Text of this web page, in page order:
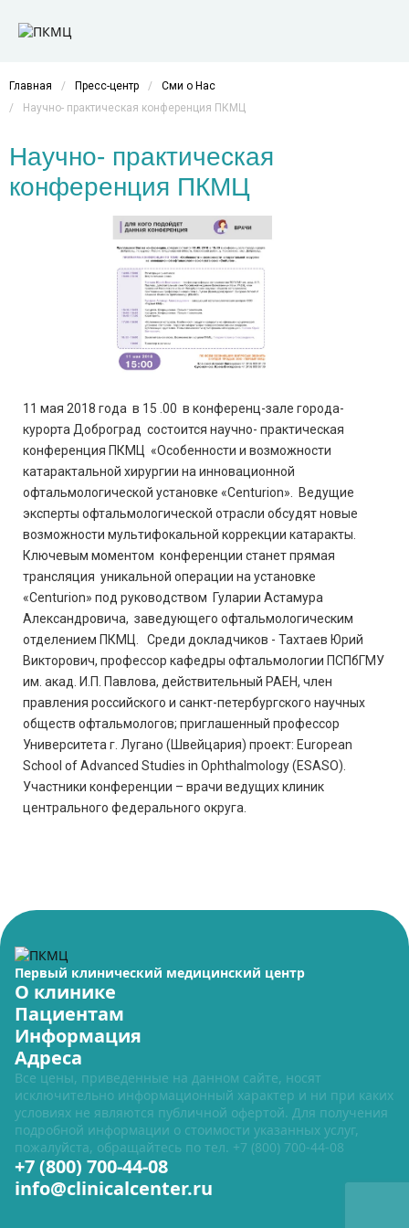
Главная / Пресс-центр /
Сми о Нас
/
Научно- практическая конференция ПКМЦ
Научно- практическая
конференция ПКМЦ
11 мая 2018 года в 15 .00 в конференц-зале города-
курорта Доброград состоится научно- практическая
конференция ПКМЦ «Особенности и возможности
катарактальной хирургии на инновационной
офтальмологической установке «Centurion». Ведущие
эксперты офтальмологической отрасли обсудят новые
возможности мультифокальной коррекции катаракты.
Ключевым моментом конференции станет прямая
трансляция уникальной операции на установке
«Centurion» под руководством Гуларии Астамура
Александровича, заведующего офтальмологическим
отделением ПКМЦ. Среди докладчиков - Тахтаев Юрий
Викторович, профессор кафедры офтальмологии ПСПбГМУ
им. акад. И.П. Павлова, действительный РАЕН, член
правления российского и санкт-петербургского научных
обществ офтальмологов; приглашенный профессор
Университета г. Лугано (Швейцария) проект: European
School of Advanced Studies in Ophthalmology (ESASO).
Участники конференции – врачи ведущих клиник
центрального федерального округа.
Первый клинический медицинский центр
О клинике
Пациентам
Информация
Адреса
Все цены, приведенные на данном сайте, носят
исключительно информационный характер и ни при каких
условиях не являются публичной офертой. Для получения
подробной информации о стоимости указанных услуг,
пожалуйста, обращайтесь по тел. +7 (800) 700-44-08
+7 (800) 700-44-08
info@clinicalcenter.ru